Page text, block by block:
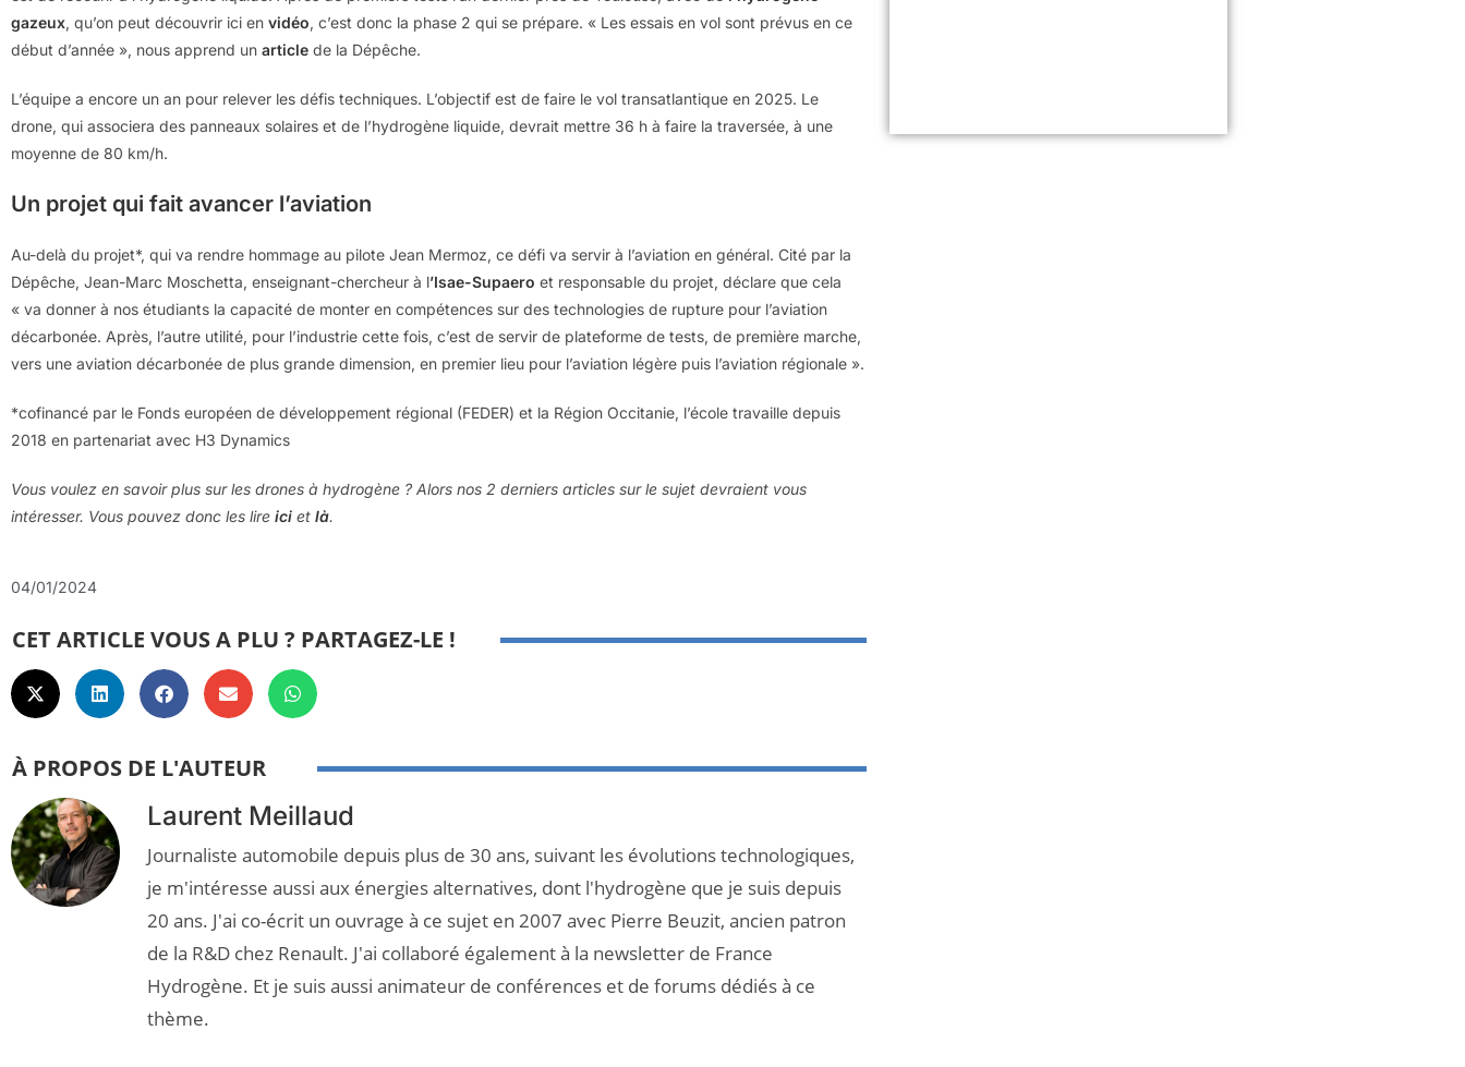
gazeux, qu’on peut découvrir ici en vidéo, c’est donc la phase 2 qui se prépare. « Les essais en vol sont prévus en ce
début d’année », nous apprend un article de la Dépêche.
L’équipe a encore un an pour relever les défis techniques. L’objectif est de faire le vol transatlantique en 2025. Le
drone, qui associera des panneaux solaires et de l’hydrogène liquide, devrait mettre 36 h à faire la traversée, à une
moyenne de 80 km/h.
Un projet qui fait avancer l’aviation
Au-delà du projet*, qui va rendre hommage au pilote Jean Mermoz, ce défi va servir à l’aviation en général. Cité par la
Dépêche, Jean-Marc Moschetta, enseignant-chercheur à l’Isae-Supaero et responsable du projet, déclare que cela
« va donner à nos étudiants la capacité de monter en compétences sur des technologies de rupture pour l’aviation
décarbonée. Après, l’autre utilité, pour l’industrie cette fois, c’est de servir de plateforme de tests, de première marche,
vers une aviation décarbonée de plus grande dimension, en premier lieu pour l’aviation légère puis l’aviation régionale ».
*cofinancé par le Fonds européen de développement régional (FEDER) et la Région Occitanie, l’école travaille depuis
2018 en partenariat avec H3 Dynamics
Vous voulez en savoir plus sur les drones à hydrogène ? Alors nos 2 derniers articles sur le sujet devraient vous
intéresser. Vous pouvez donc les lire ici et là.
04/01/2024
CET ARTICLE VOUS A PLU ? PARTAGEZ-LE !
À PROPOS DE L'AUTEUR
Laurent Meillaud
Journaliste automobile depuis plus de 30 ans, suivant les évolutions technologiques,
je m'intéresse aussi aux énergies alternatives, dont l'hydrogène que je suis depuis
20 ans. J'ai co-écrit un ouvrage à ce sujet en 2007 avec Pierre Beuzit, ancien patron
de la R&D chez Renault. J'ai collaboré également à la newsletter de France
Hydrogène. Et je suis aussi animateur de conférences et de forums dédiés à ce
thème.